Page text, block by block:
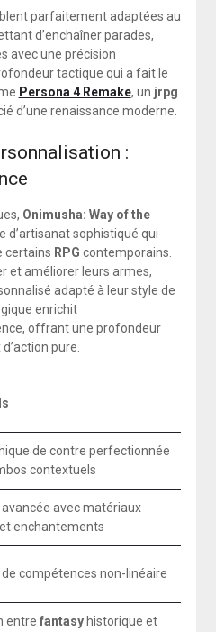
parfaitement adaptées au
d’enchaîner parades,
avec une précision
tactique qui a fait le
Persona 4 Remake, un jrpg
d’une renaissance moderne.
:
Onimusha: Way of the
d’artisanat sophistiqué qui
certains RPG contemporains.
et améliorer leurs armes,
adapté à leur style de
enrichit
offrant une profondeur
pure.
de contre perfectionnée
contextuels
avancée avec matériaux
enchantements
compétences non-linéaire
entre fantasyhistorique et